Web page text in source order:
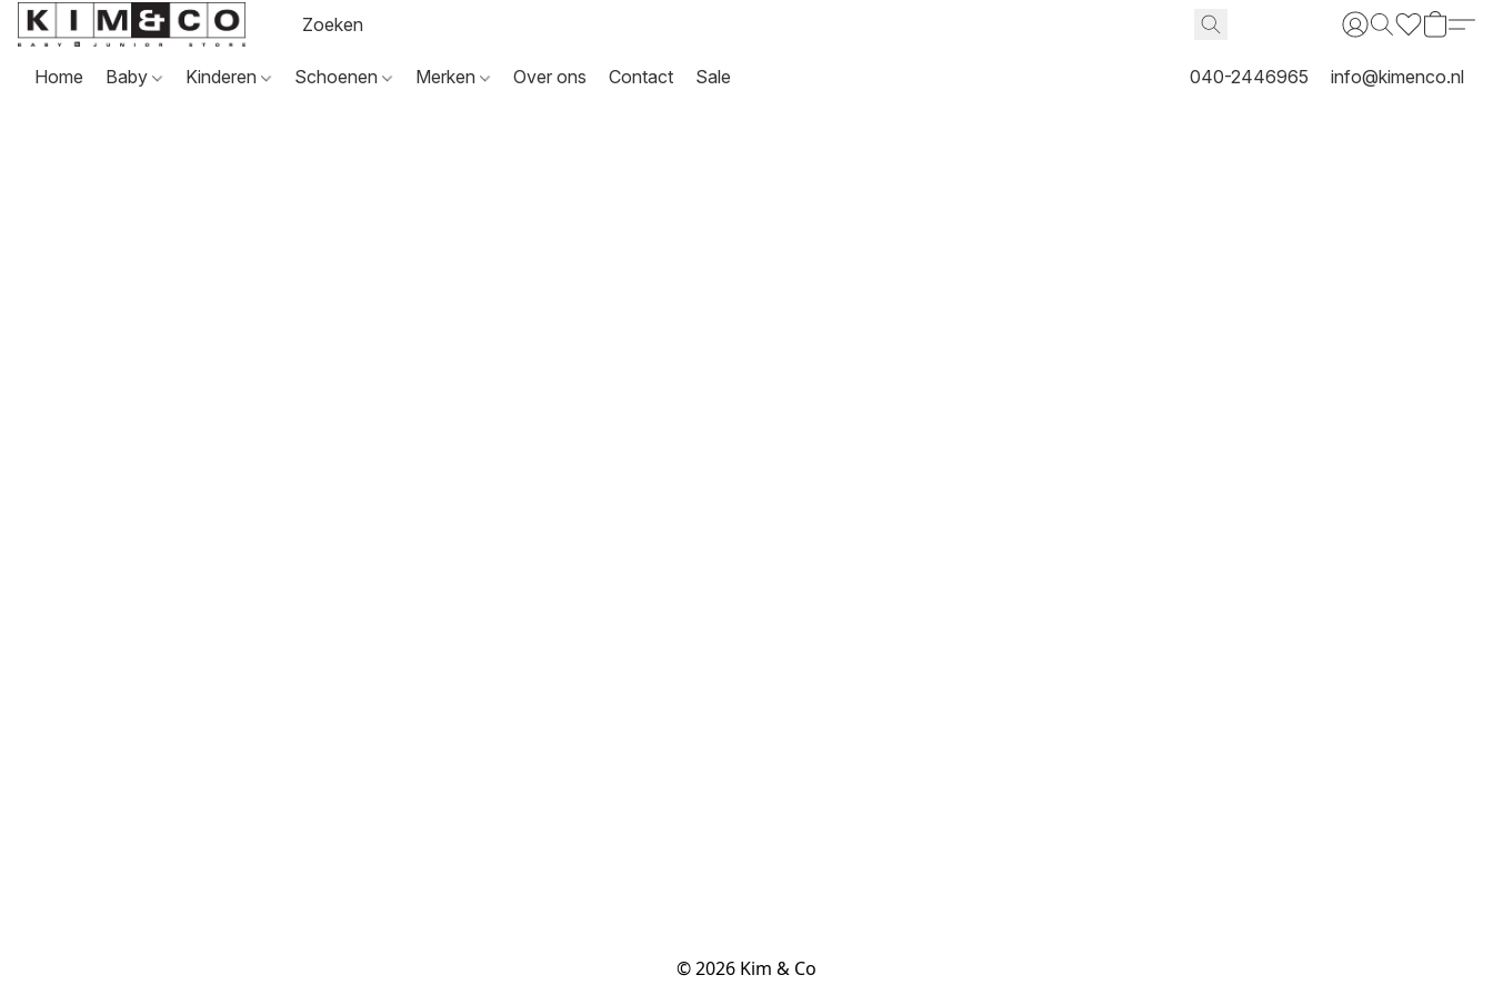
Home Baby Kinderen Schoenen Merken Over ons Contact Sale 040-2446965 info@kimenco.nl
© 2026 Kim & Co